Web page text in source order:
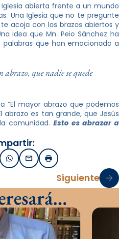
abierta frente a un mundo
Una Iglesia que no te pregunte
acoja con los brazos abiertos y
idea que Mn. Peio Sánchez ha
que han emocionado a
abrazo, que nadie se quede
“El mayor abrazo que podemos
abrazo es tan grande, que Jesús
comunidad. Esto es abrazar a
WhatsApp
EmailImprimir
Siguiente